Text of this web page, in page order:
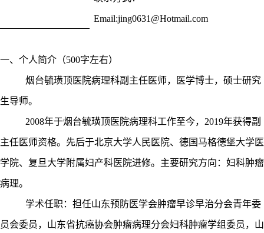
Email:jing0631@Hotmail.com
一、个人简介（500字左右）
烟台毓璜顶医院病理科副主任医师，医学博士，硕士研究
生导师。
2008年于烟台毓璜顶医院病理科工作至今，2019年获得副
主任医师资格。先后于北京大学人民医院、德国马格德堡大学医
学院、复旦大学附属妇产科医院进修。主要研究方向：妇科肿瘤
病理。
学术任职：担任山东预防医学会肿瘤早诊早治分会青年委
员会委员，山东省抗癌协会肿瘤病理分会妇科肿瘤学组委员，山